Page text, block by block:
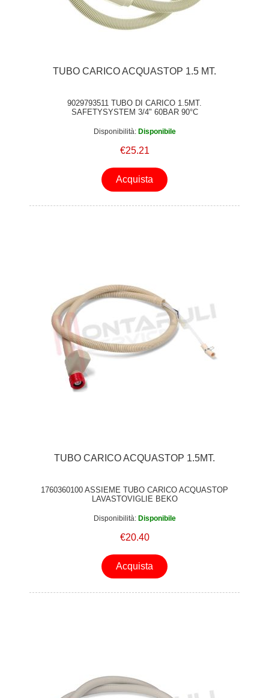
TUBO CARICO ACQUASTOP 1.5 MT.
9029793511 TUBO DI CARICO 1.5MT.
SAFETYSYSTEM 3/4" 60BAR 90°C
Disponibilità: Disponibile
€25.21
Acquista
TUBO CARICO ACQUASTOP 1.5MT.
1760360100 ASSIEME TUBO CARICO ACQUASTOP
LAVASTOVIGLIE BEKO
Disponibilità: Disponibile
€20.40
Acquista